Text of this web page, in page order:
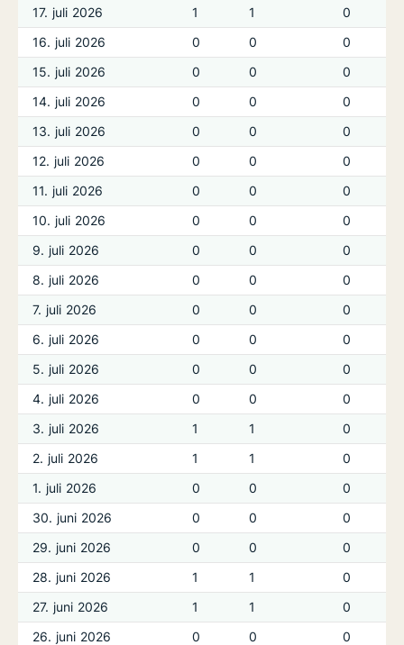
17. juli 2026
1 1
0
16. juli 2026
0 0
0
15. juli 2026
0 0
0
14. juli 2026
0 0
0
13. juli 2026
0 0
0
12. juli 2026
0 0
0
11. juli 2026
0 0
0
10. juli 2026
0 0
0
9. juli 2026
0 0
0
8. juli 2026
0 0
0
7. juli 2026
0 0
0
6. juli 2026
0 0
0
5. juli 2026
0 0
0
4. juli 2026
0 0
0
3. juli 2026
1 1
0
2. juli 2026
1 1
0
1. juli 2026
0 0
0
30. juni 2026
0 0
0
29. juni 2026
0 0
0
28. juni 2026
1 1
0
27. juni 2026
1 1
0
26. juni 2026
0 0 0